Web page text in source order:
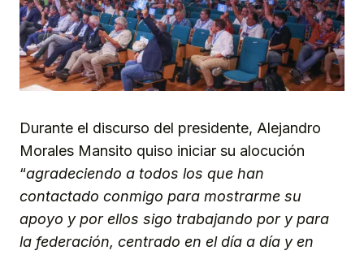
Durante el discurso del presidente, Alejandro
Morales Mansito quiso iniciar su alocución
“agradeciendo a todos los que han
contactado conmigo para mostrarme su
apoyo y por ellos sigo trabajando por y para
la federación, centrado en el día a día y en